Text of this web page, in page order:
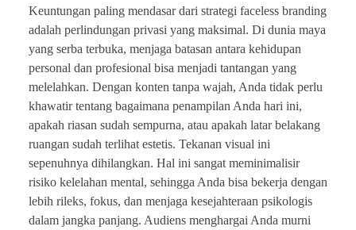
Keuntungan paling mendasar dari strategi faceless branding
adalah perlindungan privasi yang maksimal. Di dunia maya
yang serba terbuka, menjaga batasan antara kehidupan
personal dan profesional bisa menjadi tantangan yang
melelahkan. Dengan konten tanpa wajah, Anda tidak perlu
khawatir tentang bagaimana penampilan Anda hari ini,
apakah riasan sudah sempurna, atau apakah latar belakang
ruangan sudah terlihat estetis. Tekanan visual ini
sepenuhnya dihilangkan. Hal ini sangat meminimalisir
risiko kelelahan mental, sehingga Anda bisa bekerja dengan
lebih rileks, fokus, dan menjaga kesejahteraan psikologis
dalam jangka panjang. Audiens menghargai Anda murni